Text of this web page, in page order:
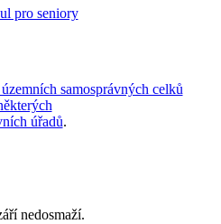
samosprávných celků
úřadů.
nedosmaží.